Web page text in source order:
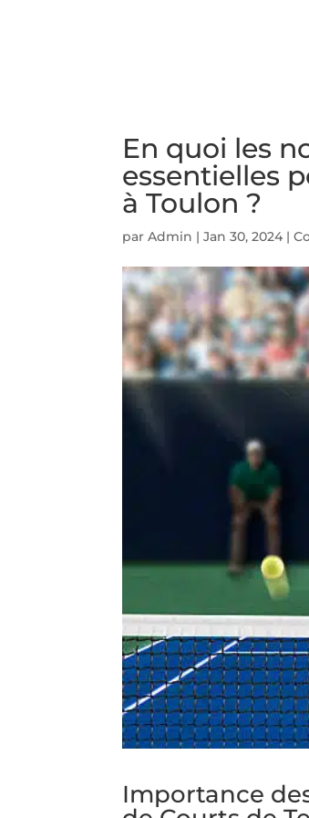
En quoi les
essentielles
à Toulon ?
parAdmin |Jan 30, 2024 |
Importance